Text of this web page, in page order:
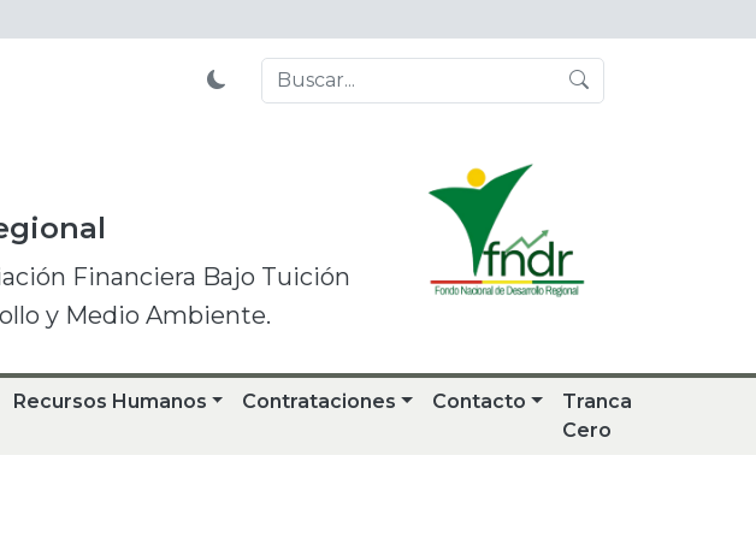
Financiera Bajo Tuición
y Medio Ambiente.
Recursos Humanos Contrataciones Contacto
Tranca
Cero